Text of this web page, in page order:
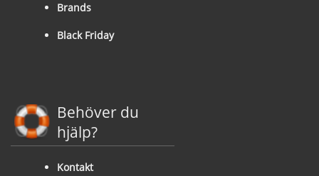
Brands
Black Friday
Behöver du
hjälp?
Kontakt